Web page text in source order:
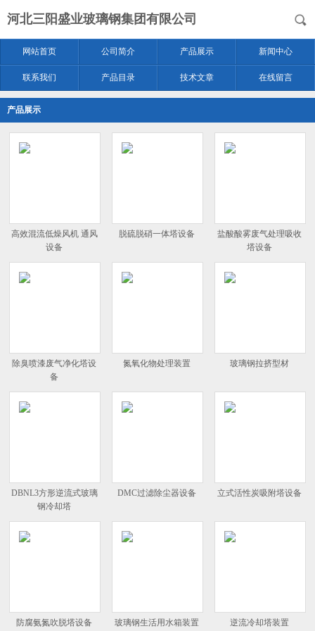
河北三阳盛业玻璃钢集团有限公司
网站首页 公司简介 产品展示 新闻中心
联系我们 产品目录 技术文章 在线留言
产品展示
高效混流低燥风机 通风
设备
脱硫脱硝一体塔设备
盐酸酸雾废气处理吸收
塔设备
除臭喷漆废气净化塔设
备
氮氧化物处理装置 玻璃钢拉挤型材
DBNL3方形逆流式玻璃
钢冷却塔
DMC过滤除尘器设备 立式活性炭吸附塔设备
防腐氨氮吹脱塔设备 玻璃钢生活用水箱装置 逆流冷却塔装置